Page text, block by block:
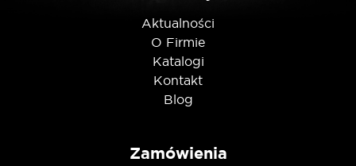
Aktualności
O Firmie
Katalogi
Kontakt
Blog
Zamówienia